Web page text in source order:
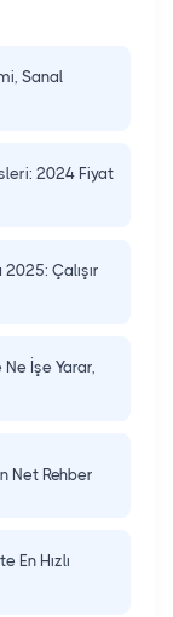
Sanal
2024 Fiyat
Çalışır
İşe Yarar,
Net Rehber
En Hızlı